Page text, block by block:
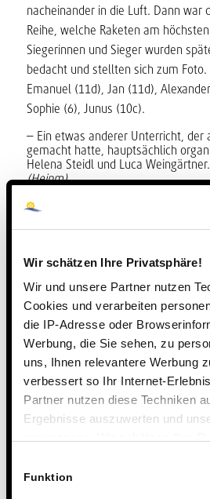
Wir schätzen Ihre Privatsphäre!
Wir und unsere Partner nutzen
Cookies und verarbeiten
die IP-Adresse oder
Werbung, die Sie sehen, zu
uns, Ihnen relevantere Werbung
verbessert so Ihr Internet-
Partner nutzen diese Techniken
Ergebnisse auszuwerten und
Technologien.
Funktion
nacheinander in die Luft. Dann war
Reihe, welche Raketen am
Siegerinnen und Sieger wurden
bedacht und stellten sich zum
Emanuel (11d), Jan (11d),
Sophie (6), Junus (10c).
– Ein etwas anderer Unterricht, der
gemacht hatte, hauptsächlich
Helena Steidl und Luca Weingärtner.
(Heinm)